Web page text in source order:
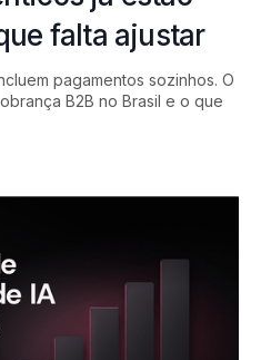
falta ajustar
pagamentos sozinhos. O
B2B no Brasil e o que